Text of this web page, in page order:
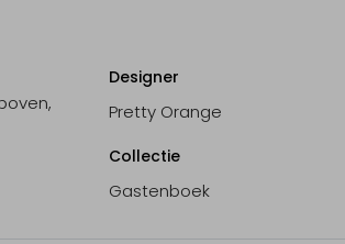
Designer
Pretty Orange
Collectie
Gastenboek